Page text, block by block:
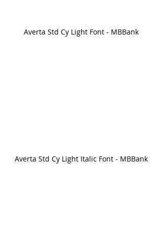
Averta Std Cy Light Font - MBBank
Averta Std Cy Light Italic Font - MBBank